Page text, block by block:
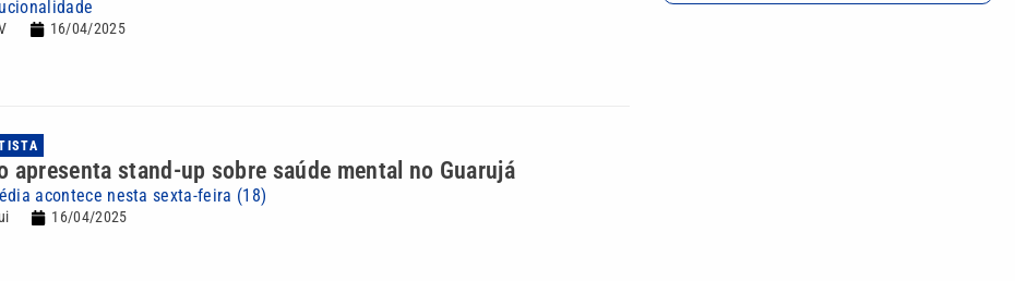
16/04/2025
apresenta stand-up sobre saúde mental no Guarujá
acontece nesta sexta-feira (18)
16/04/2025